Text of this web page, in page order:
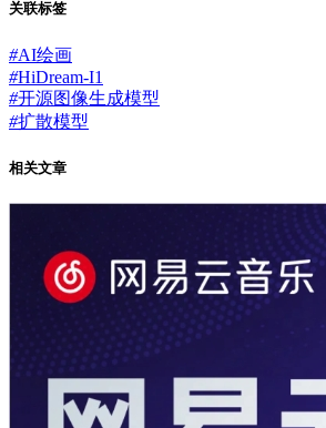
关联标签
#AI绘画
#HiDream-I1
#开源图像生成模型
#扩散模型
相关文章